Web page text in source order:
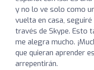
y no lo ve solo como
vuelta en casa,
través de Skype. Esto
me alegra mucho.
que quieran aprender
arrepentirán.